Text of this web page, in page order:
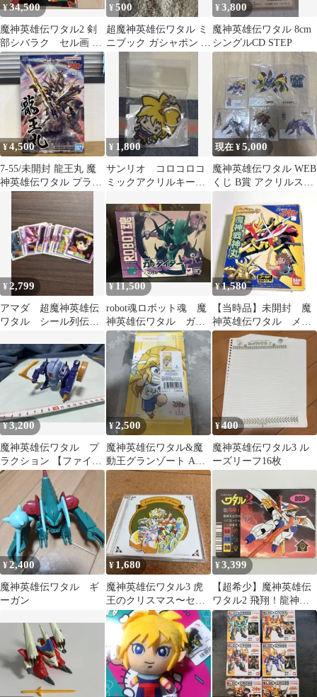
¥34,500
魔神英雄伝ワタル2 剣
部シバラク セル画 名
シーン2枚セット 当時
品
¥500
超魔神英雄伝ワタル ミ
ニブック ガシャポン バ
¥3,800
魔神英雄伝ワタル 8cm
シングルCD STEP
¥4,500
7-55/未開封 龍王丸 魔
神英雄伝ワタル プラモ
デル バンダイナムコ
¥ 1,800
サンリオ コロコロコ
ミックアクリルキーホ
タル 虎王
現在 ¥5,000
魔神英雄伝ワタル WEB
くじ B賞 アクリルスタ
¥ 2,799
アマダ 超魔神英雄伝
ワタル シール列伝
の まとめ売り
¥11,500
robot魂ロボット魂 魔
神英雄伝ワタル ガッ
タイダー
¥1,580
【当時品】未開封 魔
神英雄伝ワタル メッ
キマシーン 魔神戦神
¥3,200
魔神英雄伝ワタル プ
ラクション 【ファイヤ
ーパック】
¥2,500
魔神英雄伝ワタル&魔
動王グランゾート AMO
CAFE ミニタペストリ
ー 虎王
¥400
魔神英雄伝ワタル3 ル
ーズリーフ16枚
¥2,400
魔神英雄伝ワタル ギ
ーガン
¥ 1,680
魔神英雄伝ワタル3 虎
王のクリスマス〜セン
チメンタル・クリスマ
ス カード付き
¥3,399
【超希少】魔神英雄伝
ワタル2 飛翔！龍神丸
カード